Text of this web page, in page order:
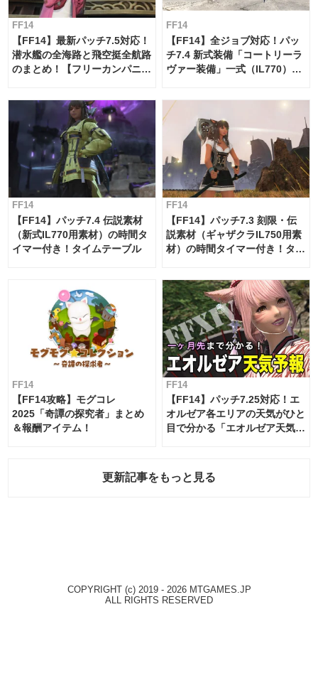
FF14
【FF14】最新パッチ7.5対応！
潜水艦の全海路と飛空挺全航路
のまとめ！【フリーカンパニ
FF14
【FF14】全ジョブ対応！パッ
チ7.4 新式装備「コートリーラ
ヴァー装備」一式（IL770）の
FF14
【FF14】パッチ7.4 伝説素材
（新式IL770用素材）の時間タ
イマー付き！タイムテーブル
FF14
【FF14】パッチ7.3 刻限・伝
説素材（ギャザクラIL750用素
材）の時間タイマー付き！タイ
FF14
【FF14攻略】モグコレ
2025「奇譚の探究者」まとめ
＆報酬アイテム！
FF14
【FF14】パッチ7.25対応！エ
オルゼア各エリアの天気がひと
目で分かる「エオルゼア天気予
更新記事をもっと見る
COPYRIGHT (c) 2019 - 2026 MTGAMES.JP
ALL RIGHTS RESERVED